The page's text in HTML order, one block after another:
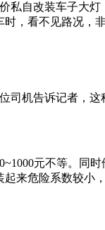
私自改装车子大
，看不见路况，
司机告诉记者，这
元不等。同
来危险系数较小